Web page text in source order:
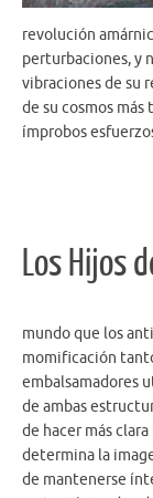
revolución
perturbaciones, y
vibraciones de su
de su cosmos
ímprobos
Los Hijos
mundo que los
momificación
embalsamadores
de ambas
de hacer más
determina la
de mantenerse